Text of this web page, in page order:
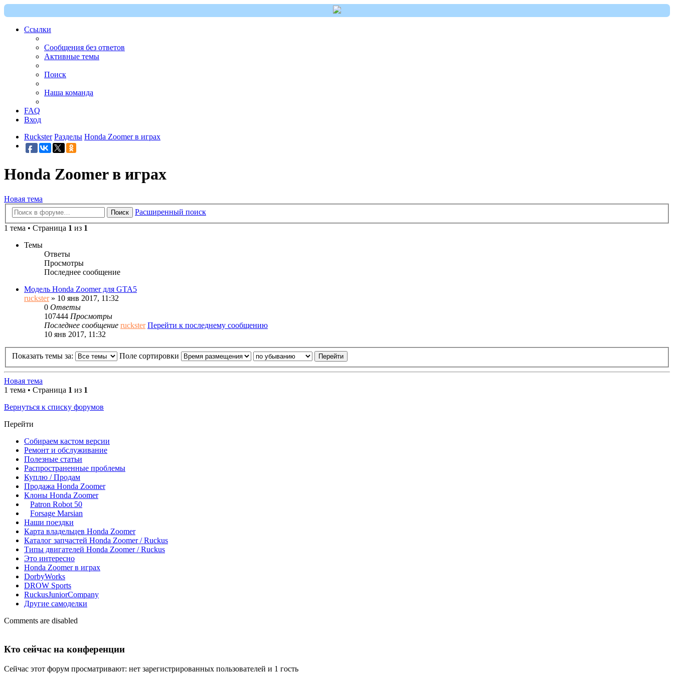
Ссылки
Сообщения без ответов
Активные темы
Поиск
Наша команда
FAQ
Вход
Ruckster Разделы Honda Zoomer в играх
Honda Zoomer в играх
Новая тема
Поиск
Расширенный поиск
1 тема • Страница 1 из 1
Темы
Ответы
Просмотры
Последнее сообщение
Модель Honda Zoomer для GTA5
ruckster» 10 янв 2017, 11:32
0 Ответы
107444 Просмотры
Последнее сообщение ruckster Перейти к последнему сообщению
10 янв 2017, 11:32
Показать темы за: Поле сортировки
Новая тема
1 тема • Страница 1 из 1
Вернуться к списку форумов
Перейти
Собираем кастом версии
Ремонт и обслуживание
Полезные статьи
Распространенные проблемы
Куплю / Продам
Продажа Honda Zoomer
Клоны Honda Zoomer
Patron Robot 50
Forsage Marsian
Наши поездки
Карта владельцев Honda Zoomer
Каталог запчастей Honda Zoomer / Ruckus
Типы двигателей Honda Zoomer / Ruckus
Это интересно
Honda Zoomer в играх
DorbyWorks
DROW Sports
RuckusJuniorCompany
Другие самоделки
Comments are disabled
Кто сейчас на конференции
Сейчас этот форум просматривают: нет зарегистрированных пользователей и 1 гость